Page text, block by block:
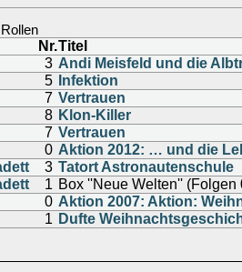
Nr.Titel
3 Andi Meisfeld und die
5
Infektion
7 Vertrauen
8 Klon-Killer
7 Vertrauen
0 Aktion 2012: … und die
3 Tatort Astronautenschule
1 Box ''Neue Welten'' (Folgen
0 Aktion 2007: Aktion:
1 Dufte